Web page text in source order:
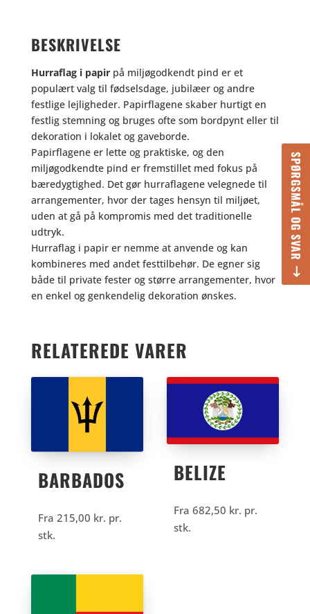
SPØRGSMÅL OG SVAR
BESKRIVELSE
Hurraflag i papirpå miljøgodkendt pind er et
populært valg til fødselsdage, jubilæer og andre
festlige lejligheder. Papirflagene skaber hurtigt en
festlig stemning og bruges ofte som bordpynt eller til
dekoration i lokalet og gaveborde.
Papirflagene er lette og praktiske, og den
miljøgodkendte pind er fremstillet med fokus på
bæredygtighed. Det gør hurraflagene velegnede til
arrangementer, hvor der tages hensyn til miljøet,
uden at gå på kompromis med det traditionelle
udtryk.
Hurraflag i papir er nemme at anvende og kan
kombineres med andet festtilbehør. De egner sig
både til private fester og større arrangementer, hvor
en enkel og genkendelig dekoration ønskes.
RELATEREDE VARER
BARBADOS
Fra 215,00 kr. pr.
stk.
BELIZE
Fra682,50 kr. pr.
stk.